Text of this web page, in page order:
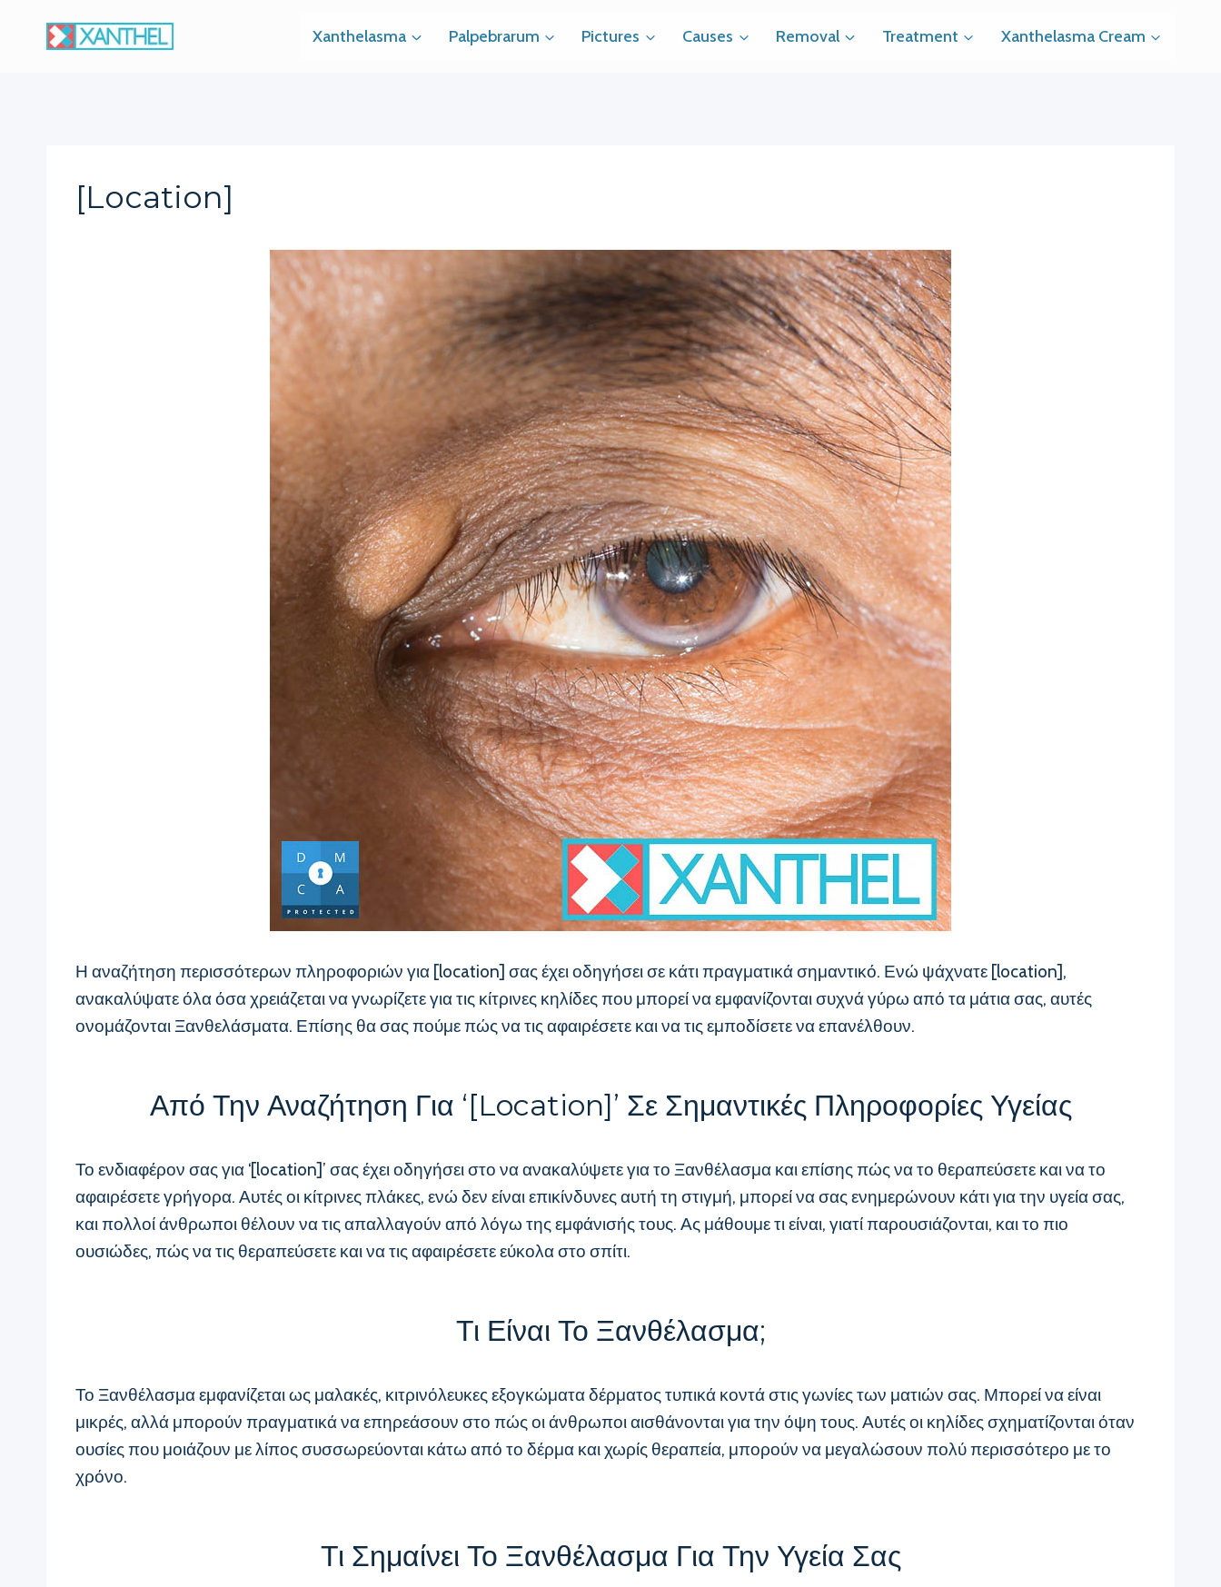
Xanthelasma Palpebrarum Pictures Causes Removal Treatment Xanthelasma Cream
[location]
Η αναζήτηση περισσότερων πληροφοριών για [location] σας έχει οδηγήσει σε κάτι πραγματικά σημαντικό. Ενώ ψάχνατε [location],
ανακαλύψατε όλα όσα χρειάζεται να γνωρίζετε για τις κίτρινες κηλίδες που μπορεί να εμφανίζονται συχνά γύρω από τα μάτια σας, αυτές
ονομάζονται Ξανθελάσματα. Επίσης θα σας πούμε πώς να τις αφαιρέσετε και να τις εμποδίσετε να επανέλθουν.
Από Την Αναζήτηση Για ‘[location]’ Σε Σημαντικές Πληροφορίες Υγείας
Το ενδιαφέρον σας για ‘[location]’ σας έχει οδηγήσει στο να ανακαλύψετε για το Ξανθέλασμα και επίσης πώς να το θεραπεύσετε και να το
αφαιρέσετε γρήγορα. Αυτές οι κίτρινες πλάκες, ενώ δεν είναι επικίνδυνες αυτή τη στιγμή, μπορεί να σας ενημερώνουν κάτι για την υγεία σας,
και πολλοί άνθρωποι θέλουν να τις απαλλαγούν από λόγω της εμφάνισής τους. Ας μάθουμε τι είναι, γιατί παρουσιάζονται, και το πιο
ουσιώδες, πώς να τις θεραπεύσετε και να τις αφαιρέσετε εύκολα στο σπίτι.
Τι Είναι Το Ξανθέλασμα;
Το Ξανθέλασμα εμφανίζεται ως μαλακές, κιτρινόλευκες εξογκώματα δέρματος τυπικά κοντά στις γωνίες των ματιών σας. Μπορεί να είναι
μικρές, αλλά μπορούν πραγματικά να επηρεάσουν στο πώς οι άνθρωποι αισθάνονται για την όψη τους. Αυτές οι κηλίδες σχηματίζονται όταν
ουσίες που μοιάζουν με λίπος συσσωρεύονται κάτω από το δέρμα και χωρίς θεραπεία, μπορούν να μεγαλώσουν πολύ περισσότερο με το
χρόνο.
Τι Σημαίνει Το Ξανθέλασμα Για Την Υγεία Σας